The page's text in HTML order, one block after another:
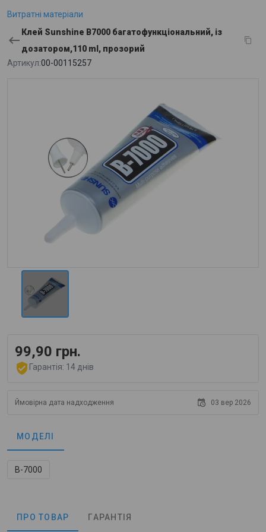
Витратні матеріали
Клей Sunshine B7000 багатофункціональний, із
дозатором,110 ml, прозорий
Артикул:00-00115257
99,90 грн.
Гарантія: 14 днів
Ймовірна дата надходження 03 вер 2026
МОДЕЛІ
B-7000
ПРО ТОВАР ГАРАНТІЯ